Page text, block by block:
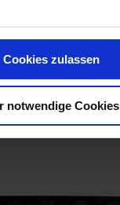
Cookies zulassen
notwendige Cookies